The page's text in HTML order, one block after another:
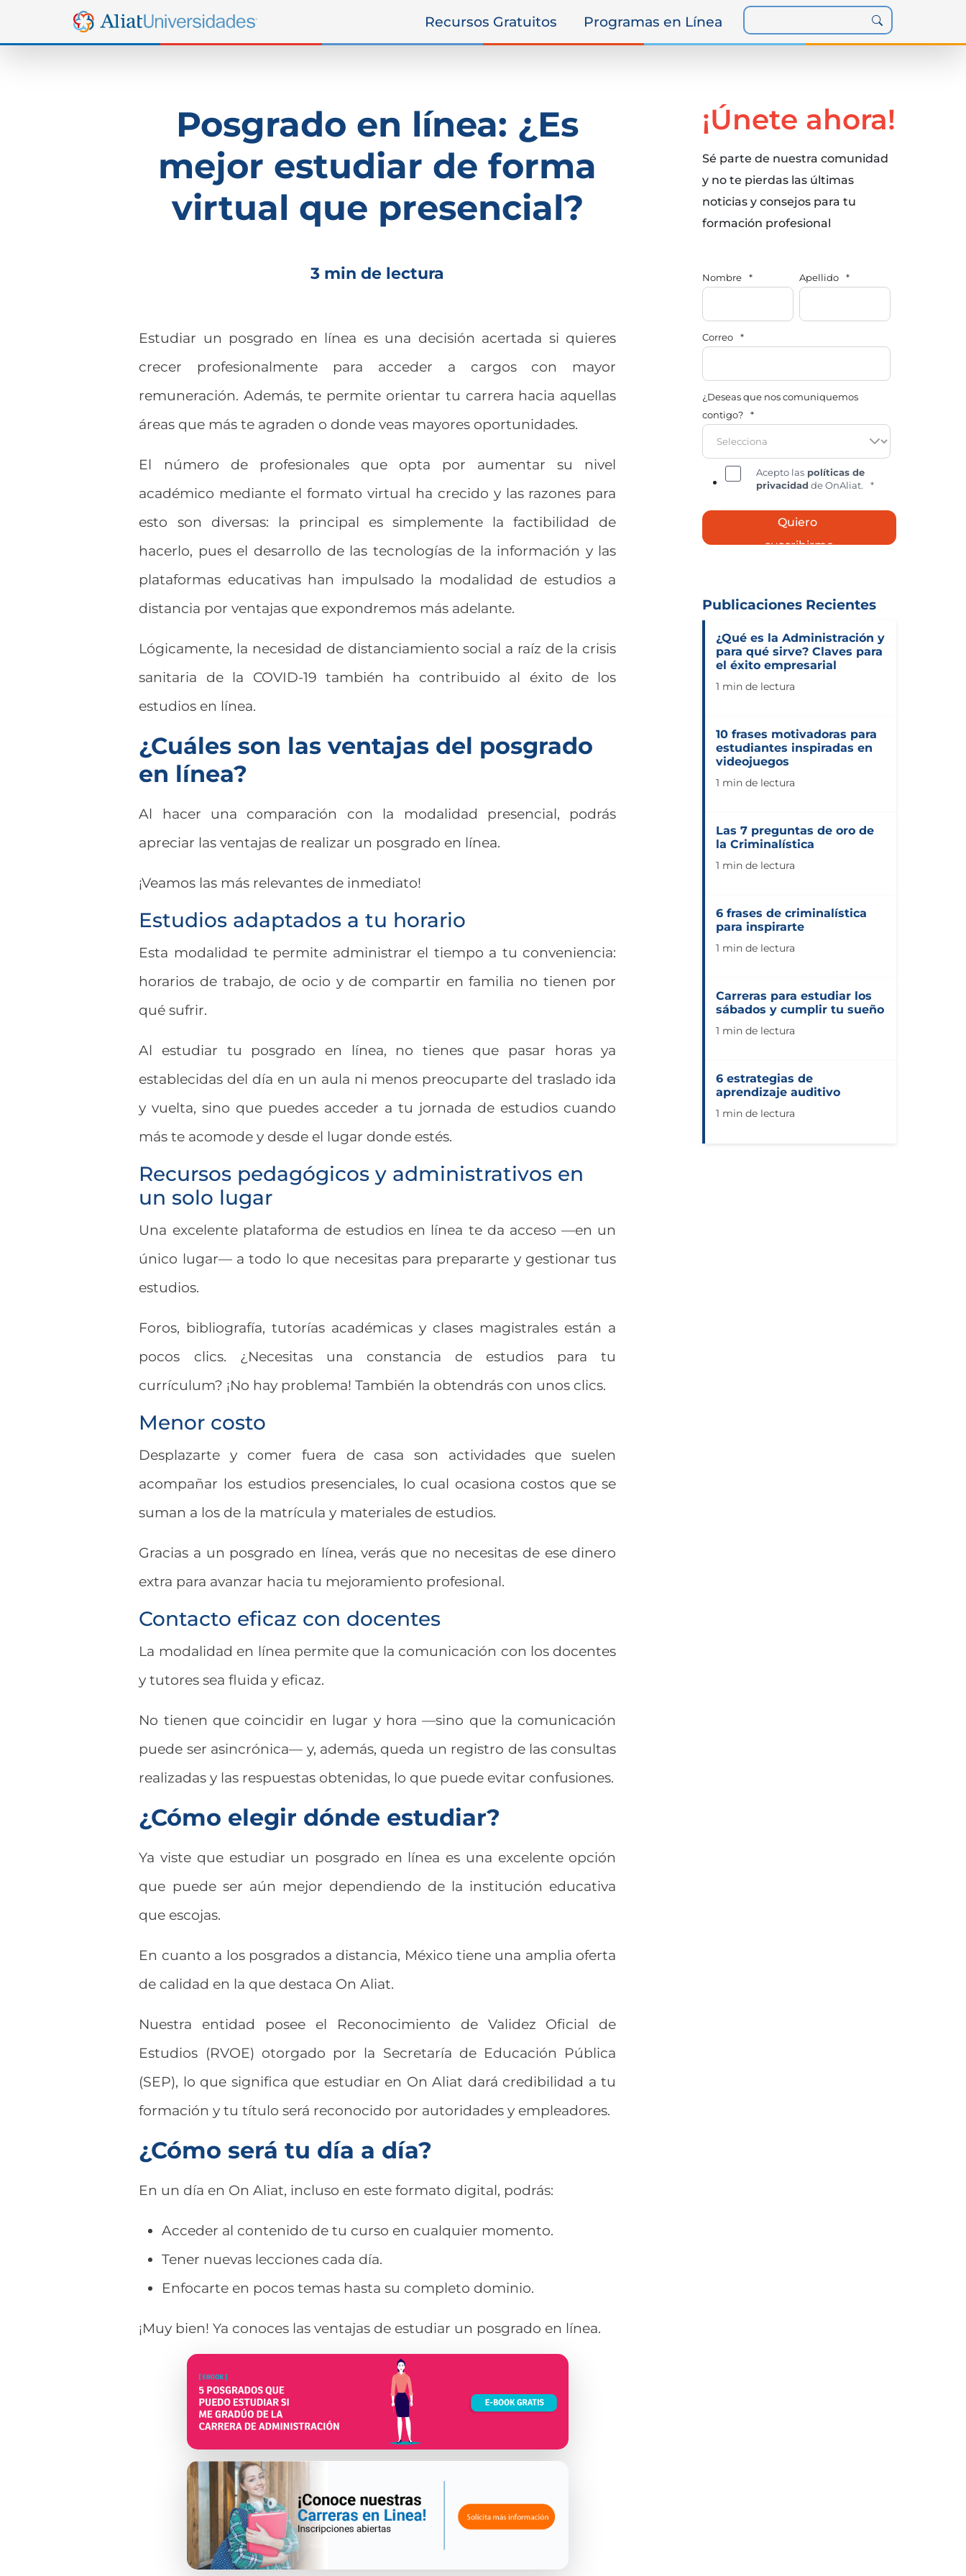
Recursos Gratuitos Programas en Línea
Posgrado en línea: ¿Es
mejor estudiar de forma
virtual que presencial?
3 min de lectura
Estudiar un posgrado en línea es una decisión acertada si quieres
crecer profesionalmente para acceder a cargos con mayor
remuneración. Además, te permite orientar tu carrera hacia aquellas
áreas que más te agraden o donde veas mayores oportunidades.
El número de profesionales que opta por aumentar su nivel
académico mediante el formato virtual ha crecido y las razones para
esto son diversas: la principal es simplemente la factibilidad de
hacerlo, pues el desarrollo de las tecnologías de la información y las
plataformas educativas han impulsado la modalidad de estudios a
distancia por ventajas que expondremos más adelante.
Lógicamente, la necesidad de distanciamiento social a raíz de la crisis
sanitaria de la COVID-19 también ha contribuido al éxito de los
estudios en línea.
¿Cuáles son las ventajas del posgrado
en línea?
Al hacer una comparación con la modalidad presencial, podrás
apreciar las ventajas de realizar un posgrado en línea.
¡Veamos las más relevantes de inmediato!
Estudios adaptados a tu horario
Esta modalidad te permite administrar el tiempo a tu conveniencia:
horarios de trabajo, de ocio y de compartir en familia no tienen por
qué sufrir.
Al estudiar tu posgrado en línea, no tienes que pasar horas ya
establecidas del día en un aula ni menos preocuparte del traslado ida
y vuelta, sino que puedes acceder a tu jornada de estudios cuando
más te acomode y desde el lugar donde estés.
Recursos pedagógicos y administrativos en
un solo lugar
Una excelente plataforma de estudios en línea te da acceso —en un
único lugar— a todo lo que necesitas para prepararte y gestionar tus
estudios.
Foros, bibliografía, tutorías académicas y clases magistrales están a
pocos clics. ¿Necesitas una constancia de estudios para tu
currículum? ¡No hay problema! También la obtendrás con unos clics.
Menor costo
Desplazarte y comer fuera de casa son actividades que suelen
acompañar los estudios presenciales, lo cual ocasiona costos que se
suman a los de la matrícula y materiales de estudios.
Gracias a un posgrado en línea, verás que no necesitas de ese dinero
extra para avanzar hacia tu mejoramiento profesional.
Contacto eficaz con docentes
La modalidad en línea permite que la comunicación con los docentes
y tutores sea fluida y eficaz.
No tienen que coincidir en lugar y hora —sino que la comunicación
puede ser asincrónica— y, además, queda un registro de las consultas
realizadas y las respuestas obtenidas, lo que puede evitar confusiones.
¿Cómo elegir dónde estudiar?
Ya viste que estudiar un posgrado en línea es una excelente opción
que puede ser aún mejor dependiendo de la institución educativa
que escojas.
En cuanto a los posgrados a distancia, México tiene una amplia oferta
de calidad en la que destaca On Aliat.
Nuestra entidad posee el Reconocimiento de Validez Oficial de
Estudios (RVOE) otorgado por la Secretaría de Educación Pública
(SEP), lo que significa que estudiar en On Aliat dará credibilidad a tu
formación y tu título será reconocido por autoridades y empleadores.
¿Cómo será tu día a día?
En un día en On Aliat, incluso en este formato digital, podrás:
Acceder al contenido de tu curso en cualquier momento.
Tener nuevas lecciones cada día.
Enfocarte en pocos temas hasta su completo dominio.
¡Muy bien! Ya conoces las ventajas de estudiar un posgrado en línea.
¡Únete ahora!
Sé parte de nuestra comunidad
y no te pierdas las últimas
noticias y consejos para tu
formación profesional
Nombre * Apellido *
Correo *
¿Deseas que nos comuniquemos
contigo?
*
Acepto las políticas de
privacidad de OnAliat. *
Publicaciones Recientes
¿Qué es la Administración y
para qué sirve? Claves para
el éxito empresarial
1 min de lectura
10 frases motivadoras para
estudiantes inspiradas en
videojuegos
1 min de lectura
Las 7 preguntas de oro de
la Criminalística
1 min de lectura
6 frases de criminalística
para inspirarte
1 min de lectura
Carreras para estudiar los
sábados y cumplir tu sueño
1 min de lectura
6 estrategias de
aprendizaje auditivo
1 min de lectura